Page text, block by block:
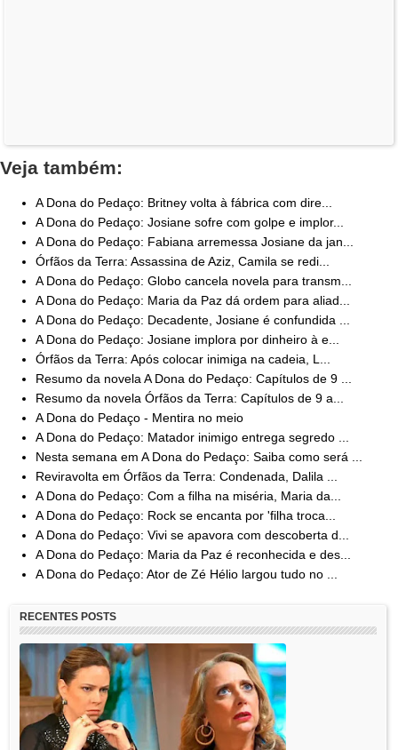
Veja também:
A Dona do Pedaço: Britney volta à fábrica com dire...
A Dona do Pedaço: Josiane sofre com golpe e implor...
A Dona do Pedaço: Fabiana arremessa Josiane da jan...
Órfãos da Terra: Assassina de Aziz, Camila se redi...
A Dona do Pedaço: Globo cancela novela para transm...
A Dona do Pedaço: Maria da Paz dá ordem para aliad...
A Dona do Pedaço: Decadente, Josiane é confundida ...
A Dona do Pedaço: Josiane implora por dinheiro à e...
Órfãos da Terra: Após colocar inimiga na cadeia, L...
Resumo da novela A Dona do Pedaço: Capítulos de 9 ...
Resumo da novela Órfãos da Terra: Capítulos de 9 a...
A Dona do Pedaço - Mentira no meio
A Dona do Pedaço: Matador inimigo entrega segredo ...
Nesta semana em A Dona do Pedaço: Saiba como será ...
Reviravolta em Órfãos da Terra: Condenada, Dalila ...
A Dona do Pedaço: Com a filha na miséria, Maria da...
A Dona do Pedaço: Rock se encanta por 'filha troca...
A Dona do Pedaço: Vivi se apavora com descoberta d...
A Dona do Pedaço: Maria da Paz é reconhecida e des...
A Dona do Pedaço: Ator de Zé Hélio largou tudo no ...
RECENTES POSTS